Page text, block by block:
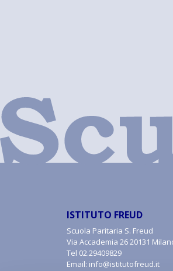
ISTITUTO FREUD
Scuola Paritaria S. Freud
Via Accademia 26 20131
Tel 02.29409829
Email: info@istitutofreud.it